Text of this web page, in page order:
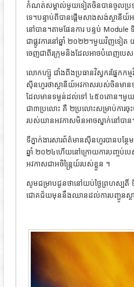
កំណត់សម្គាល់មួយទៀតចិនបានចូលប្រ
ទេ។បន្ទាប់ពីបានផ្តើមសាងសង់ស្ថា
នៅបាន។តាមផែនការ បន្ទប់ Module
ជាផ្លូវការនៅឆ្នាំ ២០២២។មួយវិញទៀ
ចេញជាពីរក្រុមនិងដែលអាចបំពេញបេសក
លោកហ្ស៊ូ ជាំងពីងប្រធានវិស្វករផ្នែកកម្
ស៊ីនហួរថាស្ថានីយ៍អវកាសរបស់ចិនមាន
ដែលមានទម្ងន់ដល់ទៅ ៤៥០តោន។មួ
ជា៣ប្រលោះ គឺ ២ប្រលោះសម្រាប់ការចុ
របស់យានអវកាសមិនអាចស្នាក់នៅបាន
ទីភ្នាក់ងារសារព័ត៌មានស៊ីនហួរបានបន្
ឆ្នាំ ២០២៤ហើយនៅក្រោយការបញ្ចប់ប
អវកាសជាអចិន្រ្តៃយ៍របស់ខ្លួន ។
សូមជម្រាបជូនថានៅយប់ថ្ងៃព្រហស្ប
ជោគជ័យមុននឹងឈានដល់ការបញ្ជូនស្ថ